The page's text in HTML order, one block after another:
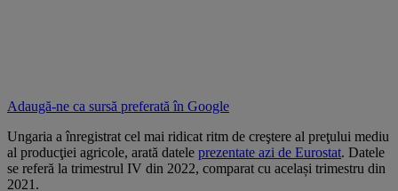
Adaugă-ne ca sursă preferată în Google
Ungaria a înregistrat cel mai ridicat ritm de creştere al preţului mediu
al producţiei agricole, arată datele prezentate azi de Eurostat. Datele
se referă la trimestrul IV din 2022, comparat cu același trimestru din
2021.